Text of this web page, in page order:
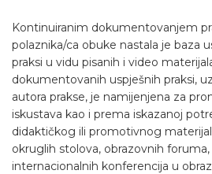
Kontinuiranim dokumentovanjem
polaznika/ca obuke nastala je baza
praksi u vidu pisanih i video
dokumentovanih uspješnih praksi,
autora prakse, je namijenjena za
iskustava kao i prema iskazanoj
didaktičkog ili promotivnog
okruglih stolova, obrazovnih
internacionalnih konferencija u